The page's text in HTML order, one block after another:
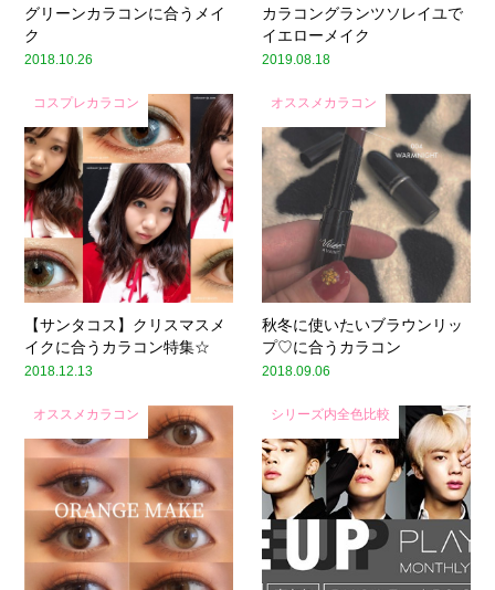
グリーンカラコンに合うメイ
ク
2018.10.26
カラコングランツソレイユで
イエローメイク
2019.08.18
コスプレカラコン
【サンタコス】クリスマスメ
イクに合うカラコン特集☆
2018.12.13
オススメカラコン
秋冬に使いたいブラウンリッ
プ♡に合うカラコン
2018.09.06
オススメカラコン シリーズ内全色比較